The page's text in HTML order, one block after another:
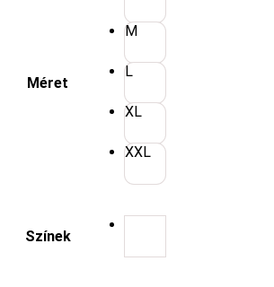
Méret
M
L
XL
XXL
Színek